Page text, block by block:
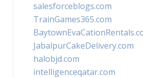
salesforceblogs.com
TrainGames365.com
JabalpurCakeDelivery.com
halobjd.com
intelligenceqatar.com